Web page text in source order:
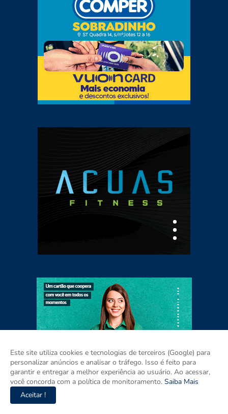
Este site utiliza cookies e tecnologias de terceiros (Google) para
personalizar anúncios e analisar o tráfego. Isso é feito para
garantir e entregar a melhor experiência ao usuário. Ao acessar,
você concorda com a política de monitoramento. Saiba Mais
Aceitar !